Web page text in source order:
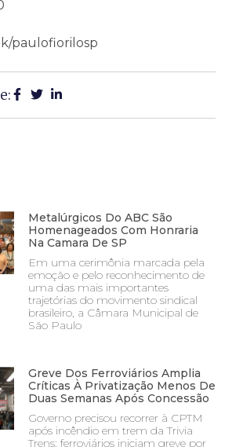
paulofiorilosp
Metalúrgicos Do ABC São
Homenageados Com Honraria
Na Camara De SP
Em uma cerimônia marcada pela
emoção e pelo reconhecimento de
uma das mais importantes
trajetórias do movimento sindical
brasileiro, a Câmara Municipal de
São Paulo
Greve Dos Ferroviários Amplia
Críticas À Privatização Menos De
Duas Semanas Após Concessão
Governo precisou recorrer à CPTM
após incêndio em trem da Trivia
Trens; ferroviários iniciam greve por